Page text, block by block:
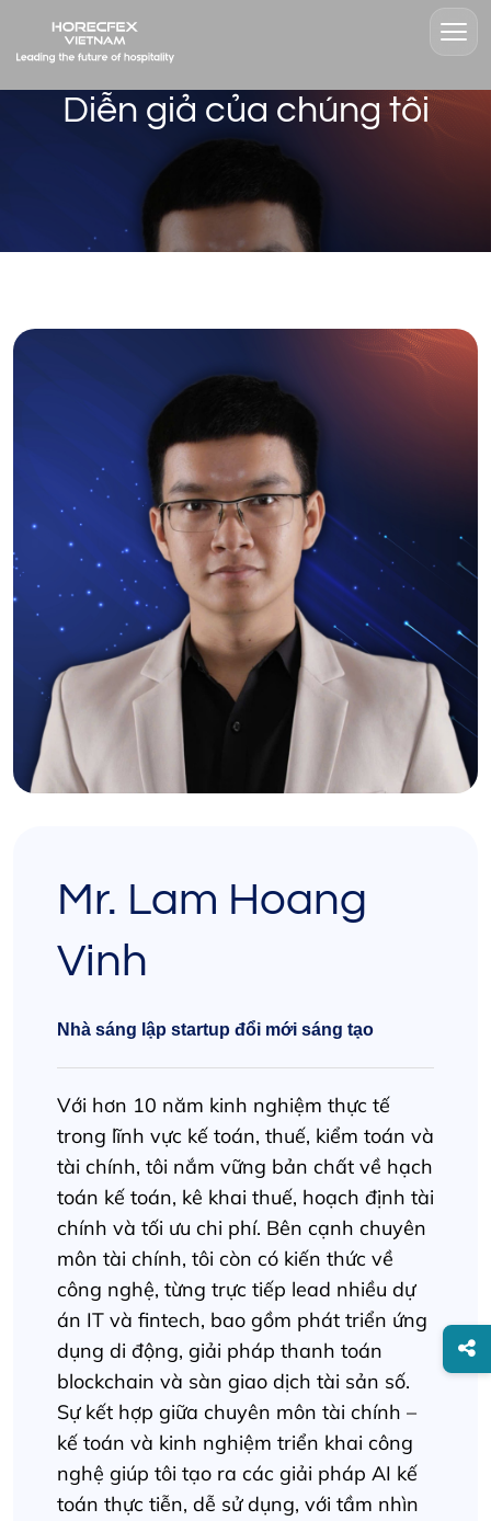
Diễn giả của chúng tôi
Mr. Lam Hoang
Vinh
Nhà sáng lập startup đổi mới sáng tạo
Với hơn 10 năm kinh nghiệm thực tế
trong lĩnh vực kế toán, thuế, kiểm toán và
tài chính, tôi nắm vững bản chất về hạch
toán kế toán, kê khai thuế, hoạch định tài
chính và tối ưu chi phí. Bên cạnh chuyên
môn tài chính, tôi còn có kiến thức về
công nghệ, từng trực tiếp lead nhiều dự
án IT và fintech, bao gồm phát triển ứng
dụng di động, giải pháp thanh toán
blockchain và sàn giao dịch tài sản số.
Sự kết hợp giữa chuyên môn tài chính –
kế toán và kinh nghiệm triển khai công
nghệ giúp tôi tạo ra các giải pháp AI kế
toán thực tiễn, dễ sử dụng, với tầm nhìn